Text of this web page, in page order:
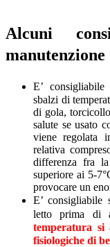
Alcuni
manutenzione
E’ consigliabile
sbalzi di
di gola,
salute se usato
viene regolata
relativa
differenza fra
superiore ai
provocare un
E’ consigliabile
letto prima di
temperatura si
fisiologiche di